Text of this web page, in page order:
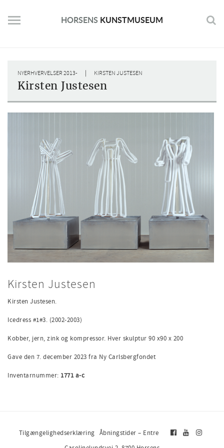
content
HORSENS KUNSTMUSEUM
NYERHVERVELSER 2013- | KIRSTEN JUSTESEN
Kirsten Justesen
Kirsten Justesen
Kirsten Justesen.
Icedress #1#3. (2002-2003)
Kobber, jern, zink og kompressor. Hver skulptur 90 x90 x 200
Gave den 7. december 2023 fra Ny Carlsbergfondet
Inventarnummer: 1771 a-c
Tilgængelighedserklæring Åbningstider – Entre